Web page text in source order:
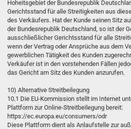
Hoheitsgebiet der Bundesrepublik
Gerichtsstand für alle Streitigkeiten aus
des Verkäufers. Hat der Kunde seinen Sitz
der Bundesrepublik Deutschland, so ist der
ausschließlicher Gerichtsstand für alle
wenn der Vertrag oder Ansprüche aus dem
gewerblichen Tätigkeit des Kunden
Verkäufer ist in den vorstehenden Fällen
das Gericht am Sitz des Kunden anzurufen.
10) Alternative Streitbeilegung
10.1 Die EU-Kommission stellt im Internet
Plattform zur Online-Streitbeilegung bereit:
https://ec.europa.eu/consumers/odr
Diese Plattform dient als Anlaufstelle zur